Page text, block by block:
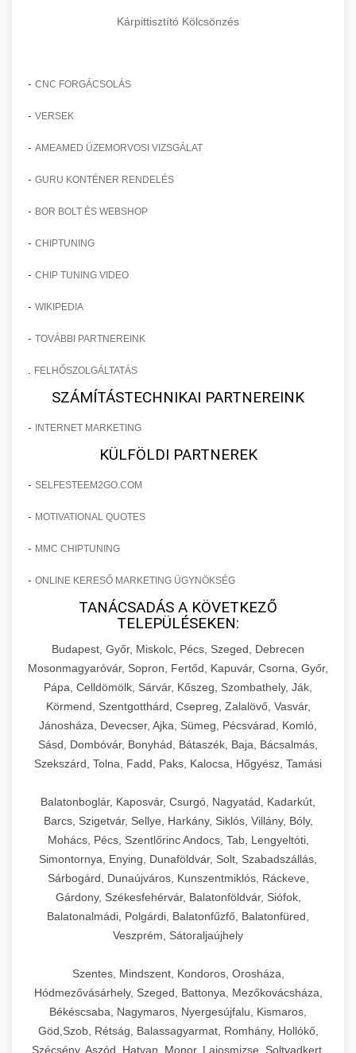
Kárpittisztító Kölcsönzés
- CNC FORGÁCSOLÁS
- VERSEK
- AMEAMED ÜZEMORVOSI VIZSGÁLAT
- GURU KONTÉNER RENDELÉS
- BOR BOLT ÉS WEBSHOP
- CHIPTUNING
- CHIP TUNING VIDEO
- WIKIPEDIA
- TOVÁBBI PARTNEREINK
FELHŐSZOLGÁLTATÁS
SZÁMÍTÁSTECHNIKAI PARTNEREINK
- INTERNET MARKETING
KÜLFÖLDI PARTNEREK
- SELFESTEEM2GO.COM
- MOTIVATIONAL QUOTES
- MMC CHIPTUNING
- ONLINE KERESŐ MARKETING ÜGYNÖKSÉG
TANÁCSADÁS A KÖVETKEZŐ
TELEPÜLÉSEKEN:
Budapest, Győr, Miskolc, Pécs, Szeged, Debrecen
Mosonmagyaróvár, Sopron, Fertőd, Kapuvár, Csorna, Győr,
Pápa, Celldömölk, Sárvár, Kőszeg, Szombathely, Ják,
Körmend, Szentgotthárd, Csepreg, Zalalövő, Vasvár,
Jánosháza, Devecser, Ajka, Sümeg, Pécsvárad, Komló,
Sásd, Dombóvár, Bonyhád, Bátaszék, Baja, Bácsalmás,
Szekszárd, Tolna, Fadd, Paks, Kalocsa, Hőgyész, Tamási
Balatonboglár, Kaposvár, Csurgó, Nagyatád, Kadarkút,
Barcs, Szigetvár, Sellye, Harkány, Siklós, Villány, Bóly,
Mohács, Pécs, Szentlőrinc Andocs, Tab, Lengyeltóti,
Simontornya, Enying, Dunaföldvár, Solt, Szabadszállás,
Sárbogárd, Dunaújváros, Kunszentmiklós, Ráckeve,
Gárdony, Székesfehérvár, Balatonföldvár, Siófok,
Balatonalmádi, Polgárdi, Balatonfűzfő, Balatonfüred,
Veszprém, Sátoraljaújhely
Szentes, Mindszent, Kondoros, Orosháza,
Hódmezővásárhely, Szeged, Battonya, Mezőkovácsháza,
Békéscsaba, Nagymaros, Nyergesújfalu, Kismaros,
Göd,Szob, Rétság, Balassagyarmat, Romhány, Hollókő,
Szécsény, Aszód, Hatvan, Monor, Lajosmizse, Soltvadkert,